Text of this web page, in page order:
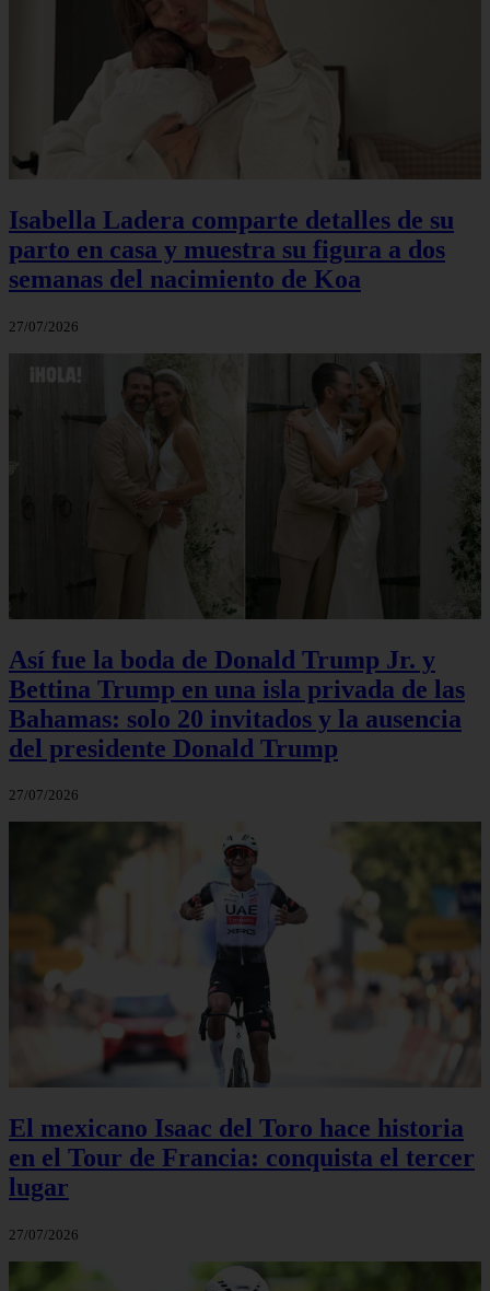
Isabella Ladera comparte detalles de su
parto en casa y muestra su figura a dos
semanas del nacimiento de Koa
27/07/2026
Así fue la boda de Donald Trump Jr. y
Bettina Trump en una isla privada de las
Bahamas: solo 20 invitados y la ausencia
del presidente Donald Trump
27/07/2026
El mexicano Isaac del Toro hace historia
en el Tour de Francia: conquista el tercer
lugar
27/07/2026